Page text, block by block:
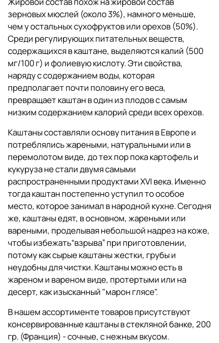
зерновых мюслей (около 3%), намного меньше,
чем у остальных сухофруктов или орехов (50%).
Среди регулирующих питательных веществ,
содержащихся в каштане, выделяются калий (500
мг/100 г) и фолиевую кислоту. Эти свойства,
наряду с содержанием воды, которая
предполагает почти половину его веса,
превращает каштан в один из плодов с самым
низким содержанием калорий среди всех орехов.
Каштаны составляли основу питания в Европе и
потреблялись жареными, натуральными или в
перемолотом виде, до тех пор пока картофель и
кукуруза не стали двумя самыми
распространенными продуктами XVI века. Именно
тогда каштан постепенно уступил то особое
место, которое занимал в народной кухне. Сегодня
же, каштаны едят, в основном, жареными или
вареными, проделывая небольшой надрез на коже,
чтобы избежать“взрыва” при приготовлении,
потому как сырые каштаны жестки, грубы и
неудобны для чистки. Каштаны можно есть в
жареном и вареном виде, протертыми или на
десерт, как изысканный "марон глясе".
В нашем ассортименте товаров присутствуют
консервированные каштаны в стекляной банке, 200
гр. (Франция) - сочные, с нежным вкусом.